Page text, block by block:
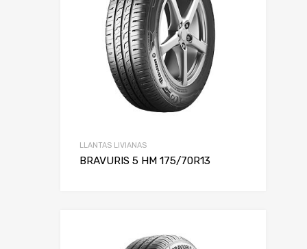
LLANTAS LIVIANAS
BRAVURIS 5 HM 175/70R13